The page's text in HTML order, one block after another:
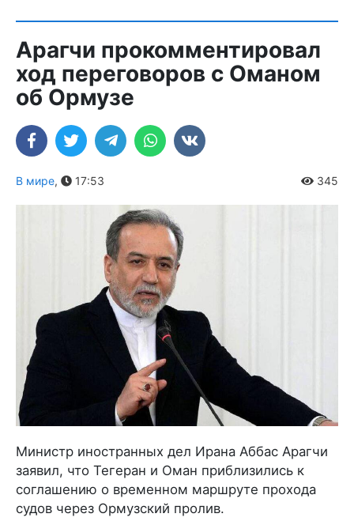
Арагчи прокомментировал
ход переговоров с Оманом
об Ормузе
В мире, 17:53 345
Министр иностранных дел Ирана Аббас Арагчи
заявил, что Тегеран и Оман приблизились к
соглашению о временном маршруте прохода
судов через Ормузский пролив.